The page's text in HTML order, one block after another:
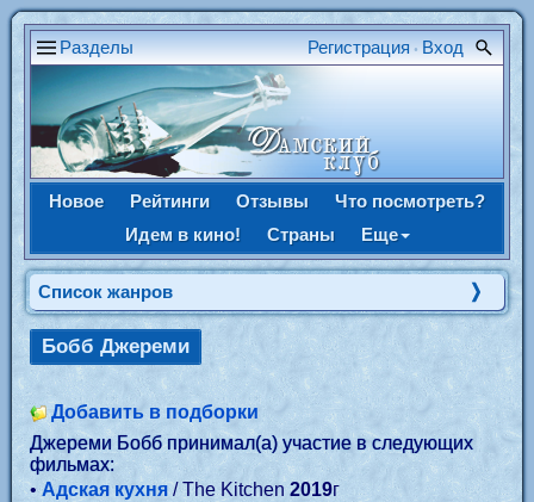
Разделы Регистрация • Вход
Новое Рейтинги Отзывы
Что посмотреть?
Идем в кино!
Страны Еще
Список жанров
Бобб Джереми
Добавить в подборки
Джереми Бобб принимал(а) участие в следующих
фильмах:
•Адская кухня/ The Kitchen 2019г